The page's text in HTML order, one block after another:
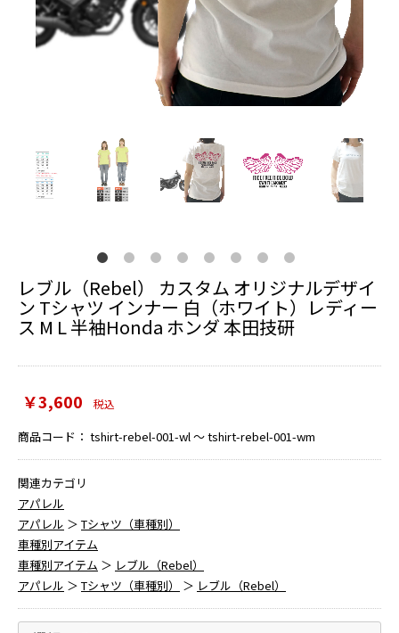
レブル（Rebel） カスタム オリジナルデザイ
ン Tシャツ インナー 白（ホワイト）レディー
ス M L 半袖Honda ホンダ 本田技研
￥3,600 税込
商品コード： tshirt-rebel-001-wl ～ tshirt-rebel-001-wm
関連カテゴリ
アパレル
アパレル ＞ Tシャツ（車種別）
車種別アイテム
車種別アイテム ＞ レブル（Rebel）
アパレル ＞ Tシャツ（車種別） ＞ レブル（Rebel）